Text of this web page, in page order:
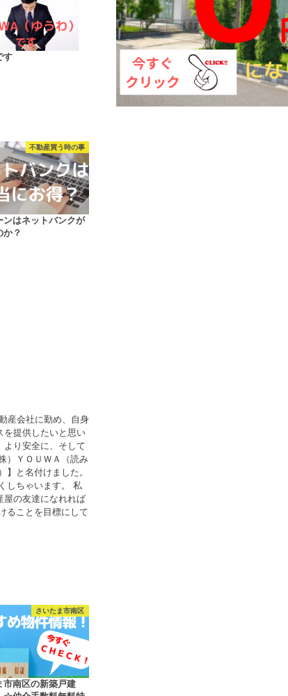
す
不動産買う時の事
ンはネットバンクが
か？
産会社に勤め、自身
を提供したいと思い
より安全に、そして
）ＹＯＵＷＡ（読み
と名付けました。
しちゃいます。 私
屋の友達になれれば
ることを目標にして
さいたま市南区
市南区の新築戸建